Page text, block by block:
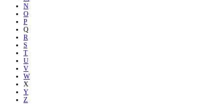
N
O
P
Q
R
S
T
U
V
W
X
Y
Z